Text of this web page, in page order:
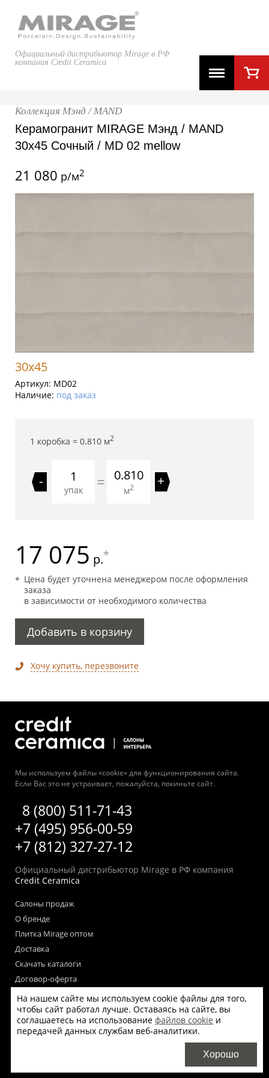
Официальный дистрибьютор Mirage в РФ
компания Credit Ceramica
Коллекция Мэнд / MAND
Керамогранит MIRAGE Мэнд / MAND
30x45 Сочный / MD 02 mellow
21 080 р/м2
30x45
Артикул: MD02
Наличие: под заказ
1 коробка = 0.810 м2
-
упак = 0.810
м2 +
17 075 р.*
Цена будет уточнена менеджером после оформления
заказа
в зависимости от необходимого количества
Добавить в корзину
Хочу купить, перезвоните
Мы используем файлы «cookie» для функционирования сайта.
Если Вас это не устраивает, пожалуйста, покиньте сайт.
8 (800) 511-71-43
+7 (495) 956-00-59
+7 (812) 327-27-12
Официальный дистрибьютор Mirage в РФ компания
Credit Ceramica
Салоны продаж
О бренде
Плитка Mirage оптом
Доставка
Скачать каталоги
Договор-оферта
Пользовательское соглашение
Согласие на обработку персональных данных
Согласие на получение рекламных материалов
Политика использования файлов cookie на сайте
На нашем сайте мы используем cookie файлы для того,
чтобы сайт работал лучше. Оставаясь на сайте, вы
соглашаетесь на использование файлов cookie и
передачей данных службам веб-аналитики.
Хорошо